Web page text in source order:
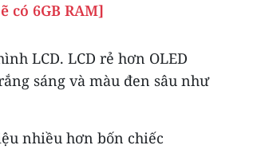
có 6GB RAM]
LCD. LCD rẻ hơn OLED
sáng và màu đen sâu như
nhiều hơn bốn chiếc